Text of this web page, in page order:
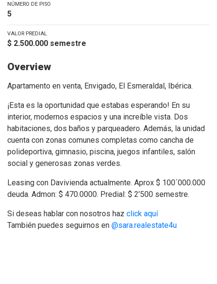
NÚMERO DE PISO
5
VALOR PREDIAL
$ 2.500.000 semestre
Overview
Apartamento en venta, Envigado, El Esmeraldal, Ibérica.
¡Esta es la oportunidad que estabas esperando! En su
interior, modernos espacios y una increíble vista. Dos
habitaciones, dos baños y parqueadero. Además, la unidad
cuenta con zonas comunes completas como cancha de
polideportiva, gimnasio, piscina, juegos infantiles, salón
social y generosas zonas verdes.
Leasing con Davivienda actualmente. Aprox $ 100´000.000
deuda. Admon: $ 470.0000. Predial: $ 2’500 semestre.
Si deseas hablar con nosotros haz click aquí
También puedes seguirnos en @sara.realestate4u